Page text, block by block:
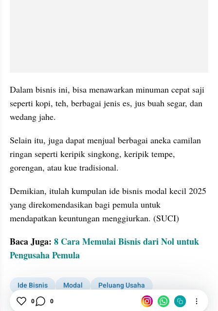
Dalam bisnis ini, bisa menawarkan minuman cepat saji
seperti kopi, teh, berbagai jenis es, jus buah segar, dan
wedang jahe.
Selain itu, juga dapat menjual berbagai aneka camilan
ringan seperti keripik singkong, keripik tempe,
gorengan, atau kue tradisional.
Demikian, itulah kumpulan ide bisnis modal kecil 2025
yang direkomendasikan bagi pemula untuk
mendapatkan keuntungan menggiurkan. (SUCI)
Baca Juga: 8 Cara Memulai Bisnis dari Nol untuk
Pengusaha Pemula
Ide Bisnis Modal
Peluang Usaha
Daerah Indepth
0 0